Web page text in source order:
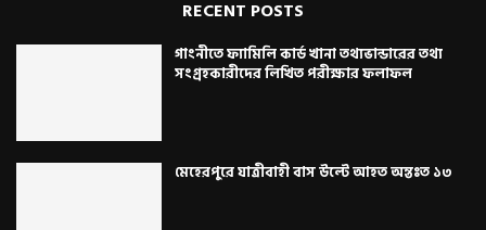
RECENT POSTS
গাংনীতে ফ্যামিলি কার্ড খানা তথ্যভান্ডারের তথ্য
সংগ্রহকারীদের লিখিত পরীক্ষার ফলাফল
মেহেরপুরে যাত্রীবাহী বাস উল্টে আহত অন্তঃত ১৩